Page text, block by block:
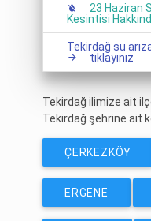
23 Haziran
Kesintisi
Tekirdağ su
tıklayınız
Tekirdağ ilimize ait
Tekirdağ şehrine ait
ÇERKEZKÖY
ERGENE